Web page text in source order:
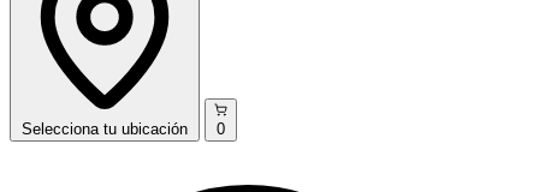
Selecciona tu ubicación 0